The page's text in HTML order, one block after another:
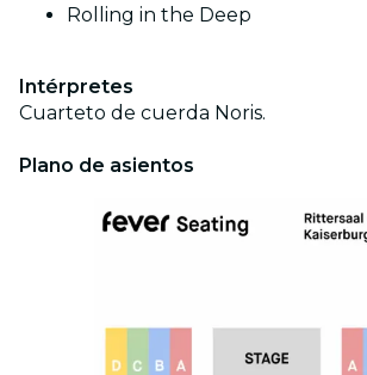
Rolling in the Deep
Intérpretes
Cuarteto de cuerda Noris.
Plano de asientos